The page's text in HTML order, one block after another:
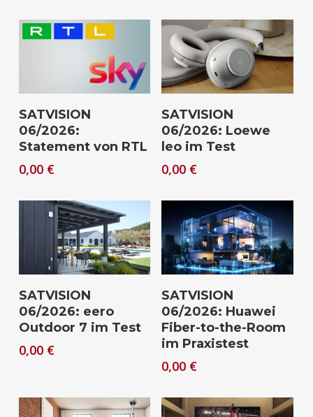
Download
SATVISION
06/2026:
Statement von RTL
0,00 €
Download
SATVISION
06/2026: Loewe
leo im Test
0,00 €
Download
SATVISION
06/2026: eero
Outdoor 7 im Test
0,00 €
Download
SATVISION
06/2026: Huawei
Fiber-to-the-Room
im Praxistest
0,00 €